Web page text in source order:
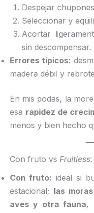
Despejar
Seleccionar y
Acortar
sin descompensar.
Errores típicos:
madera débil y
En mis podas, la
esa rapidez de
menos y bien hecho
Con fruto vs Fruitless
Con fruto: ideal si
estacional; las
aves y otra fauna,